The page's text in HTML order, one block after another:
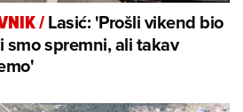
/Lasić: 'Prošli vikend bio
smo spremni, ali takav